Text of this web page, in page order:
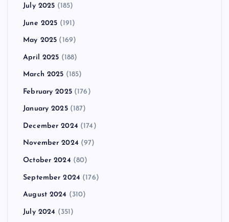
July 2025 (185)
June 2025 (191)
May 2025 (169)
April 2025 (188)
March 2025 (185)
February 2025(176)
January 2025(187)
December 2024 (174)
November 2024 (97)
October 2024 (80)
September 2024 (176)
August 2024 (310)
July 2024 (351)